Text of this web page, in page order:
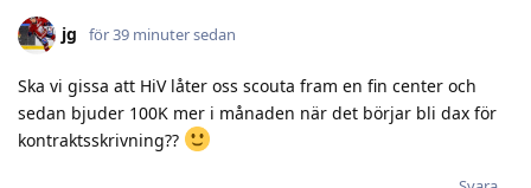
jg för 39 minuter sedan
Ska vi gissa att HiV låter oss scouta fram en fin center och
sedan bjuder 100K mer i månaden när det börjar bli dax för
kontraktsskrivning??